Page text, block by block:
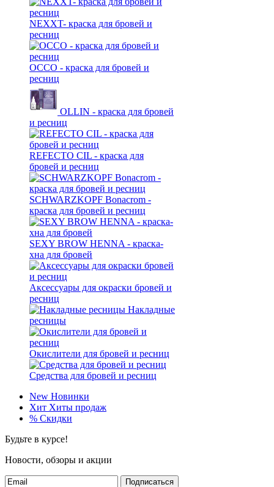
NEXXT- краска для бровей и
ресниц
OCCO - краска для бровей и
ресниц
OLLIN - краска для бровей
и ресниц
REFECTO CIL - краска для
бровей и ресниц
SCHWARZKOPF Bonacrom -
краска для бровей и ресниц
SEXY BROW HENNA - краска-
хна для бровей
Аксессуары для окраски бровей и
ресниц
Накладные
ресницы
Окислители для бровей и ресниц
Средства для бровей и ресниц
New Новинки
Хит Хиты продаж
% Скидки
Будьте в курсе!
Новости, обзоры и акции
Подписаться